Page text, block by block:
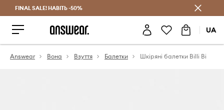
Заощаджуй з Answear Club
FINAL SALE! НАВІТЬ -50%
UA
Answear Вона Взуття Балетки Шкіряні балетки Billi Bi